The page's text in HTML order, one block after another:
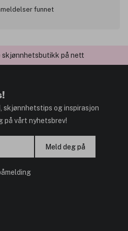
funnet
skjønnhetsbutikk på nett
skjønnhetstips og inspirasjon
på vårt nyhetsbrev!
Meld deg på